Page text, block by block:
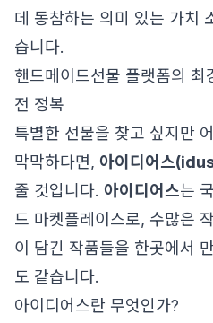
데 동참하는 의미 있는 가치
습니다.
핸드메이드선물 플랫폼의
전 정복
특별한 선물을 찾고 싶지만
막막하다면, 아이디어스
줄 것입니다. 아이디어스는
드 마켓플레이스로, 수많은
이 담긴 작품들을 한곳에서
도 같습니다.
아이디어스란 무엇인가?